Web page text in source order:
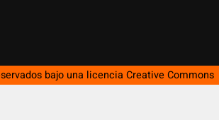
bajo una licencia Creative Commons